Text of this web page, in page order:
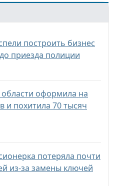
построить бизнес
приезда полиции
оформила на
и похитила 70 тысяч
потеряла почти
из-за замены ключей